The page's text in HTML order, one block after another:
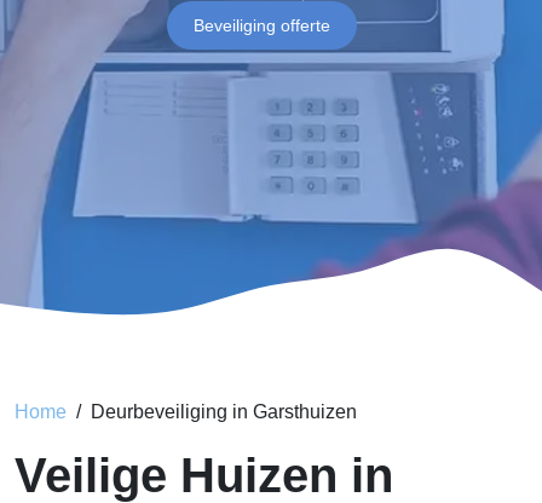
Beveiliging offerte
Home Deurbeveiliging in Garsthuizen
Veilige Huizen in